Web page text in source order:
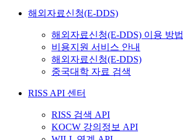
해외자료신청(E-DDS)
해외자료신청(E-DDS) 이용 방법
비용지원 서비스 안내
해외자료신청(E-DDS)
중국대학 자료 검색
RISS API 센터
RISS 검색 API
KOCW 강의정보 API